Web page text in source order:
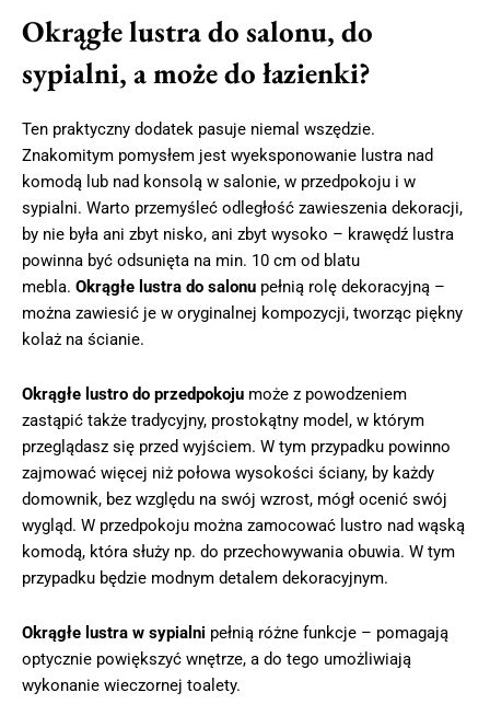
Okrągłe lustra do salonu, do
sypialni, a może do łazienki?
Ten praktyczny dodatek pasuje niemal wszędzie.
Znakomitym pomysłem jest wyeksponowanie lustra nad
komodą lub nad konsolą w salonie, w przedpokoju i w
sypialni. Warto przemyśleć odległość zawieszenia dekoracji,
by nie była ani zbyt nisko, ani zbyt wysoko – krawędź lustra
powinna być odsunięta na min. 10 cm od blatu
mebla. Okrągłe lustra do salonu pełnią rolę dekoracyjną –
można zawiesić je w oryginalnej kompozycji, tworząc piękny
kolaż na ścianie.
Okrągłe lustro do przedpokoju może z powodzeniem
zastąpić także tradycyjny, prostokątny model, w którym
przeglądasz się przed wyjściem. W tym przypadku powinno
zajmować więcej niż połowa wysokości ściany, by każdy
domownik, bez względu na swój wzrost, mógł ocenić swój
wygląd. W przedpokoju można zamocować lustro nad wąską
komodą, która służy np. do przechowywania obuwia. W tym
przypadku będzie modnym detalem dekoracyjnym.
Okrągłe lustra w sypialni pełnią różne funkcje – pomagają
optycznie powiększyć wnętrze, a do tego umożliwiają
wykonanie wieczornej toalety.